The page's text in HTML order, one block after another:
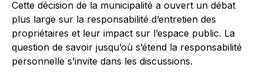
Cette décision de la municipalité a ouvert un débat
plus large sur la responsabilité d’entretien des
propriétaires et leur impact sur l’espace public. La
question de savoir jusqu’où s’étend la responsabilité
personnelle s’invite dans les discussions.